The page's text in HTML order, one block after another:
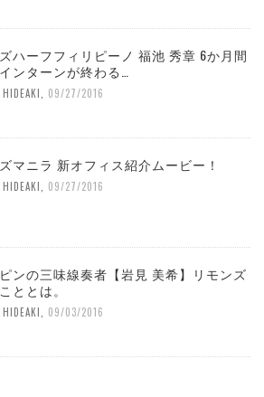
ハーフフィリピーノ 福池 秀章 6か月間
ンターンが終わる…
09/27/2016
マニラ 新オフィス紹介ムービー！
09/27/2016
ンの三味線奏者【岩見 美希】リモンズ
ととは。
09/03/2016